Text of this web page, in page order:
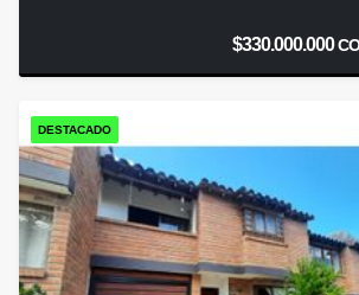
$330.000.000
DESTACADO